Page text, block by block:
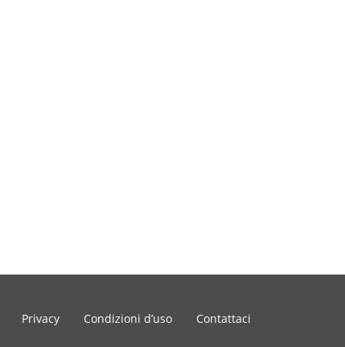
Privacy Condizioni d’uso Contattaci